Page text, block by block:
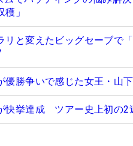
」
リと変えたビッグセーブで
優勝争いで感じた女王・山
快挙達成 ツアー史上初の2